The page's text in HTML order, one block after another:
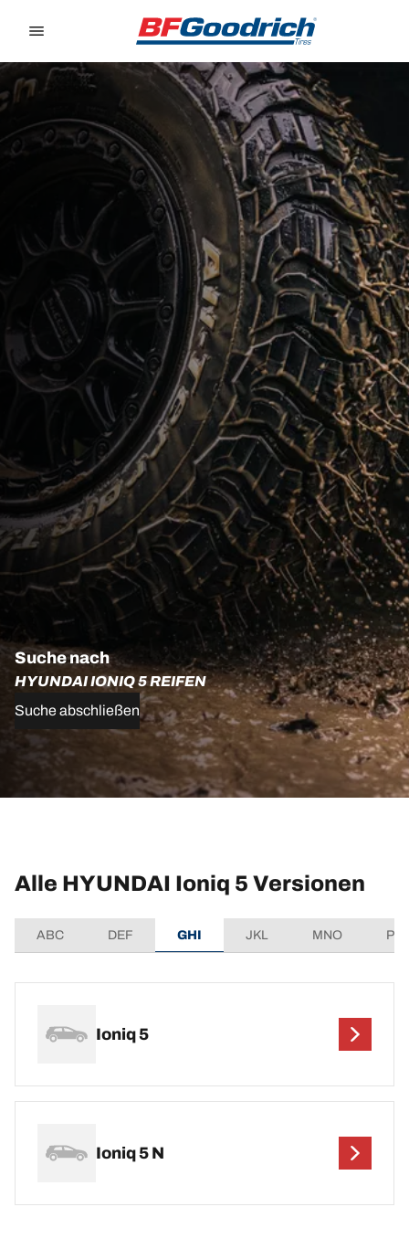
Suche nach
HYUNDAI IONIQ 5 REIFEN
Suche abschließen
Alle HYUNDAI Ioniq 5 Versionen
ABC DEF GHI JKL MNO
Ioniq 5
Ioniq 5 N